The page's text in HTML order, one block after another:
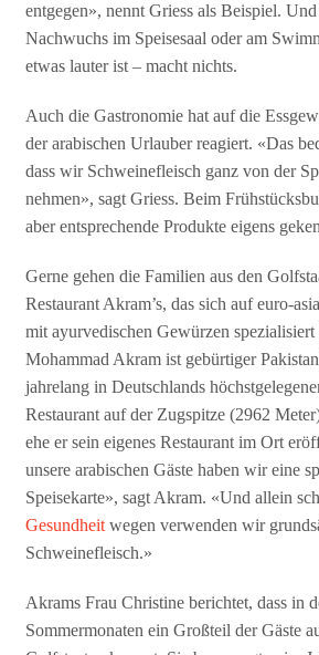
entgegen», nennt Griess als Beispiel.
Nachwuchs im Speisesaal oder am
etwas lauter ist – macht nichts.
Auch die Gastronomie hat auf die
der arabischen Urlauber reagiert. «Das
dass wir Schweinefleisch ganz von der
nehmen», sagt Griess. Beim
aber entsprechende Produkte eigens
Gerne gehen die Familien aus den
Restaurant Akram’s, das sich auf euro-
mit ayurvedischen Gewürzen
Mohammad Akram ist gebürtiger
jahrelang in Deutschlands
Restaurant auf der Zugspitze (2962
ehe er sein eigenes Restaurant im Ort
unsere arabischen Gäste haben wir eine
Speisekarte», sagt Akram. «Und allein
Gesundheit wegen verwenden wir
Schweinefleisch.»
Akrams Frau Christine berichtet, dass in
Sommermonaten ein Großteil der Gäste